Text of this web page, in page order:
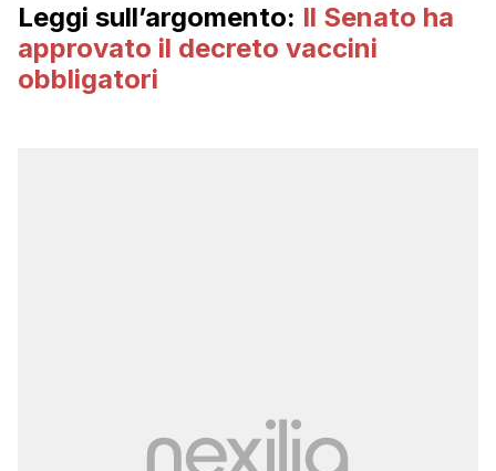
Leggi sull’argomento: Il Senato ha
approvato il decreto vaccini
obbligatori